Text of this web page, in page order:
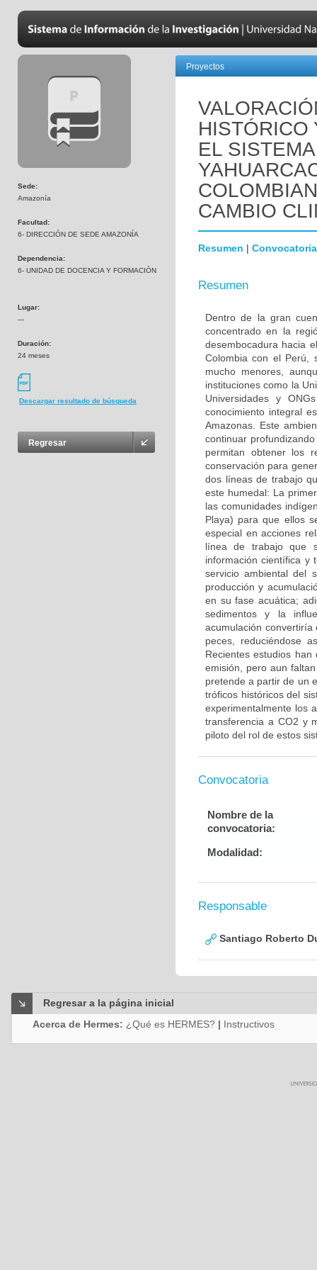
Sede:
Amazonía
Facultad:
6- DIRECCIÓN DE SEDE AMAZONÍA
Dependencia:
6- UNIDAD DE DOCENCIA Y FORMACIÓN
Lugar:
---
Duración:
24 meses
Descargar resultado de búsqueda
Regresar
Proyectos
HISTÓRICO
EL
CAMBIO
Resumen | Convocatoria
Resumen
Dentro de la gran
concentrado en la
desembocadura hacia
Colombia con el Perú,
mucho menores,
instituciones como la
Universidades y
conocimiento integral
Amazonas. Este
continuar
permitan obtener los
conservación para
dos líneas de trabajo
este humedal: La
las comunidades
Playa) para que ellos
especial en acciones
línea de trabajo que
información científica y
servicio ambiental del
producción y
en su fase acuática;
sedimentos y la
acumulación
peces, reduciéndose
Recientes estudios
emisión, pero aun
pretende a partir de un
tróficos históricos del
experimentalmente los
transferencia a CO2 y
piloto del rol de estos
Convocatoria
Nombre de la
convocatoria:
Modalidad:
Responsable
Santiago Roberto
Regresar a la página inicial
Acerca de Hermes: ¿Qué es HERMES? | Instructivos